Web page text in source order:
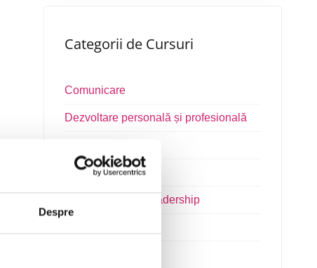
Despre
Categorii de Cursuri
Comunicare
Dezvoltare personală și profesională
Limba Engleză
Management și Leadership